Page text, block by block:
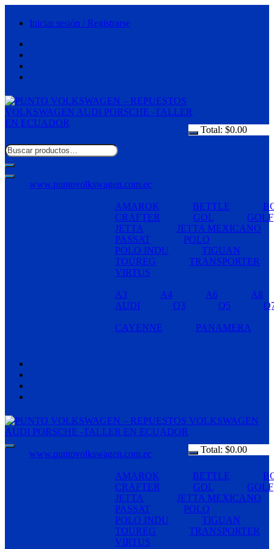
Iniciar sesión / Registrarse
Total: $0.00
www.puntovolkswagen.com.ec
AMAROK BETTLE
CRAFTER
GOL
GOLF
JETTA
JETTA MEXICANO
PASSAT
POLO
POLO INDU
TIGUAN
TOUREG
TRANSPORTER
VIRTUS
A3 A4 A6
A8
AUDI
Q3 Q5
CAYENNE PANAMERA
Total: $0.00
www.puntovolkswagen.com.ec
AMAROK BETTLE
CRAFTER
GOL
GOLF
JETTA
JETTA MEXICANO
PASSAT
POLO
POLO INDU
TIGUAN
TOUREG
TRANSPORTER
VIRTUS